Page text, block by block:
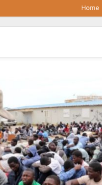
Home